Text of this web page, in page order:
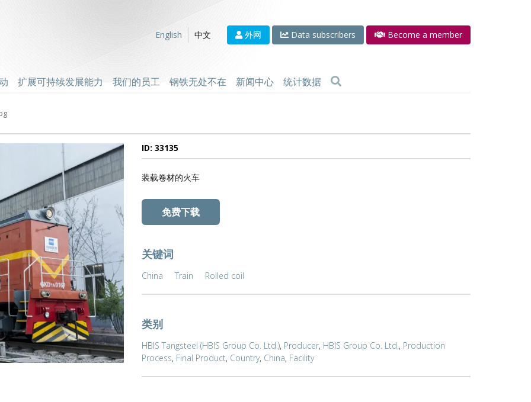
English 中文 外网 Data subscribers Become a member
扩展可持续发展能力 我们的员工 钢铁无处不在 新闻中心 统计数据
ID: 33135
装载卷材的火车
免费下载
关键词
China Train Rolled coil
类别
HBIS Tangsteel (HBIS Group Co. Ltd.), Producer, HBIS Group Co. Ltd., Production
Process, Final Product, Country, China, Facility